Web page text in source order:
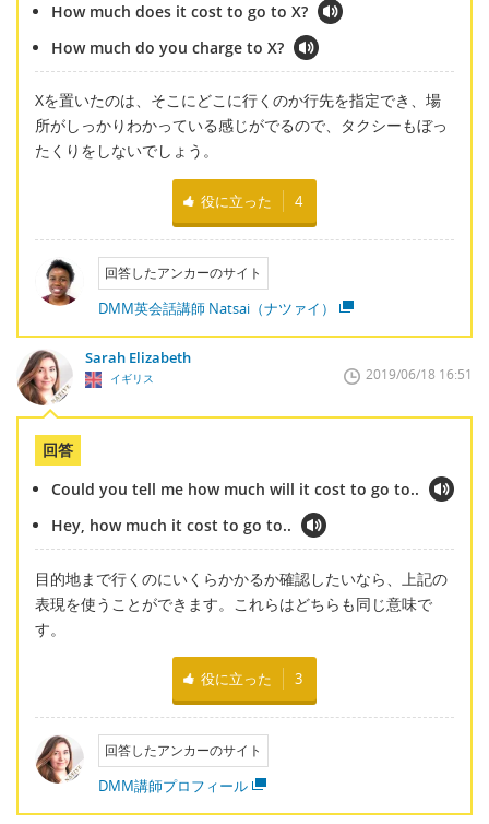
How much does it cost to go to X?
How much do you charge to X?
Xを置いたのは、そこにどこに行くのか行先を指定でき、場
所がしっかりわかっている感じがでるので、タクシーもぼっ
たくりをしないでしょう。
役に立った 4
回答したアンカーのサイト
DMM英会話講師 Natsai（ナツァイ）
Sarah Elizabeth
イギリス 2019/06/18 16:51
回答
Could you tell me how much will it cost to go to..
Hey, how much it cost to go to..
目的地まで行くのにいくらかかるか確認したいなら、上記の
表現を使うことができます。これらはどちらも同じ意味で
す。
役に立った 3
回答したアンカーのサイト
DMM講師プロフィール